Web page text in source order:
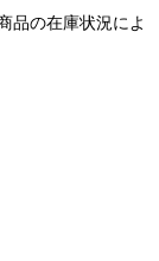
品の在庫状況によ